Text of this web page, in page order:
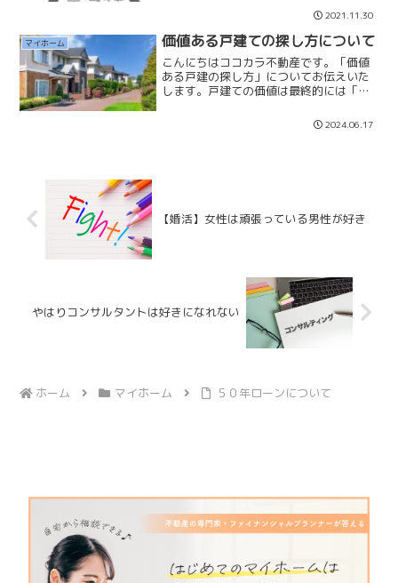
年では夫 : 28.5歳妻 : 26.3歳だったそう
2021.11.30
マイホーム 価値ある戸建ての探し方について
こんにちはココカラ不動産です。「価値
ある戸建の探し方」についてお伝えいた
します。戸建ての価値は最終的には「土
地にどれだけの価値があるかを確認しま
す。土地には「4つ」の価格があります。
2024.06.17
【婚活】女性は頑張っている男性が好き
やはりコンサルタントは好きになれない
ホーム マイホーム ５０年ローンについて